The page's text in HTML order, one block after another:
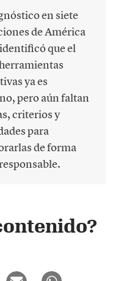
en siete
de América
que el
ya es
pero aún faltan
criterios y
para
de forma